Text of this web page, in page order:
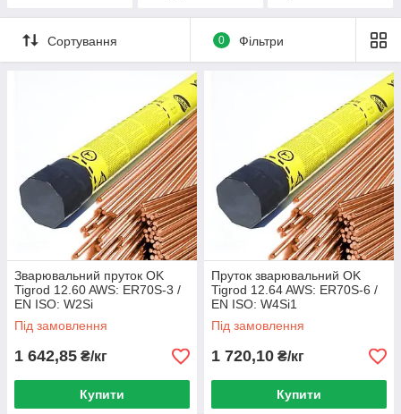
Сортування 0 Фільтри
Зварювальний пруток OK
Tigrod 12.60 AWS: ER70S-3 /
EN ISO: W2Si
Під замовлення
1 642,85 ₴/кг
Купити
Пруток зварювальний OK
Tigrod 12.64 AWS: ER70S-6 /
EN ISO: W4Si1
Під замовлення
1 720,10 ₴/кг
Купити